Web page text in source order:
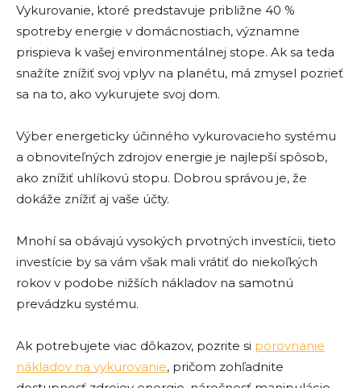
Vykurovanie, ktoré predstavuje približne 40 %
spotreby energie v domácnostiach, významne
prispieva k vašej environmentálnej stope. Ak sa teda
snažíte znížiť svoj vplyv na planétu, má zmysel pozrieť
sa na to, ako vykurujete svoj dom.
Výber energeticky účinného vykurovacieho systému
a obnoviteľných zdrojov energie je najlepší spôsob,
ako znížiť uhlíkovú stopu. Dobrou správou je, že
dokáže znížiť aj vaše účty.
Mnohí sa obávajú vysokých prvotných investícii, tieto
investície by sa vám však mali vrátiť do niekoľkých
rokov v podobe nižších nákladov na samotnú
prevádzku systému.
Ak potrebujete viac dôkazov, pozrite si porovnanie
nákladov na vykurovanie, pričom zohľadnite